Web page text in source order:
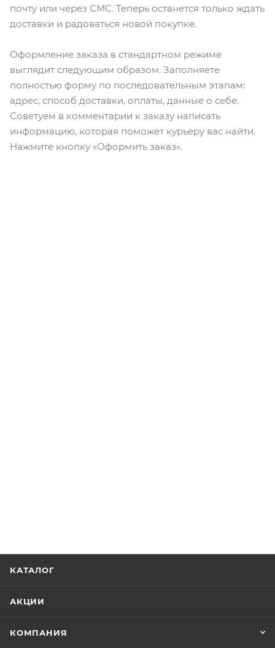
почту или через СМС. Теперь останется только ждать
доставки и радоваться новой покупке.
Оформление заказа в стандартном режиме
выглядит следующим образом. Заполняете
полностью форму по последовательным этапам:
адрес, способ доставки, оплаты, данные о себе.
Советуем в комментарии к заказу написать
информацию, которая поможет курьеру вас найти.
Нажмите кнопку «Оформить заказ».
КАТАЛОГ
АКЦИИ
КОМПАНИЯ